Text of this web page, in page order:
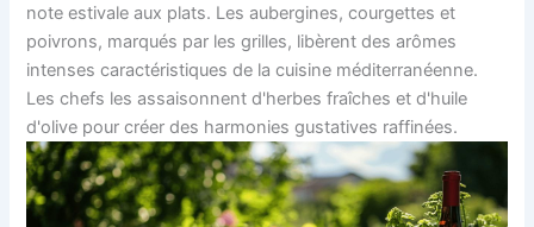
note estivale aux plats. Les aubergines, courgettes et
poivrons, marqués par les grilles, libèrent des arômes
intenses caractéristiques de la cuisine méditerranéenne.
Les chefs les assaisonnent d'herbes fraîches et d'huile
d'olive pour créer des harmonies gustatives raffinées.